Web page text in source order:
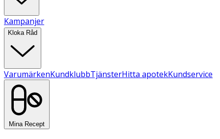
Kampanjer
Kloka Råd
VarumärkenKundklubbTjänsterHitta apotekKundservice
Mina Recept